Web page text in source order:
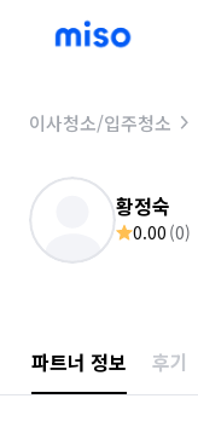
이사청소/입주청소
황정숙
0.00 (0)
파트너 정보 후기